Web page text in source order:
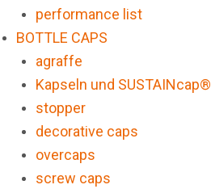
performance list
BOTTLE CAPS
agraffe
Kapseln und SUSTAINcap®
stopper
decorative caps
overcaps
screw caps